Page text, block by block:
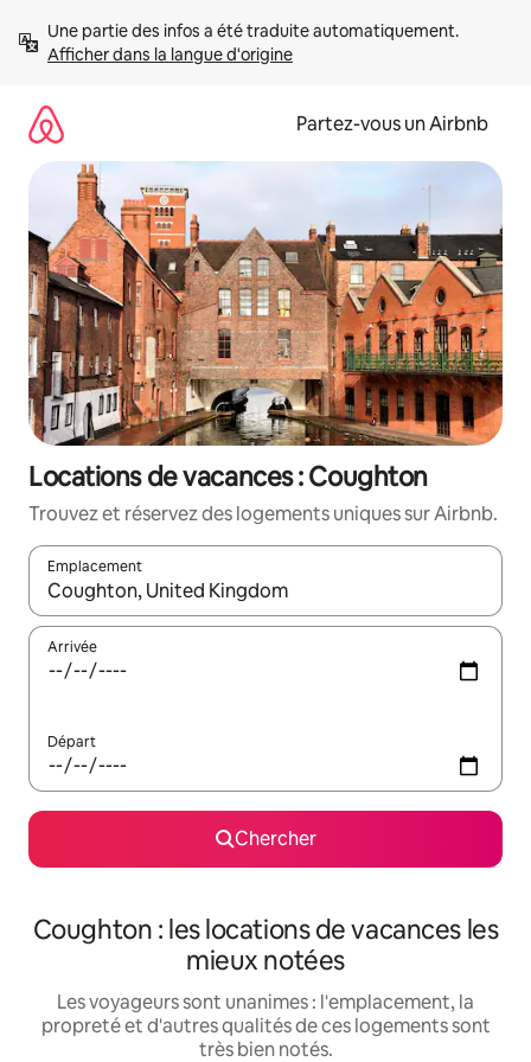
directement
Afficher dans la langue d'origine
Partez-vous un Airbnb
Locations de vacances : Coughton
Trouvez et réservez des logements uniques sur Airbnb.
Emplacement
Quand les résultats sont affichés, parcourez-les en utilisant
Arrivée
Départ
Chercher
Coughton : les locations de vacances les
mieux notées
Les voyageurs sont unanimes : l'emplacement, la
propreté et d'autres qualités de ces logements sont
très bien notés.